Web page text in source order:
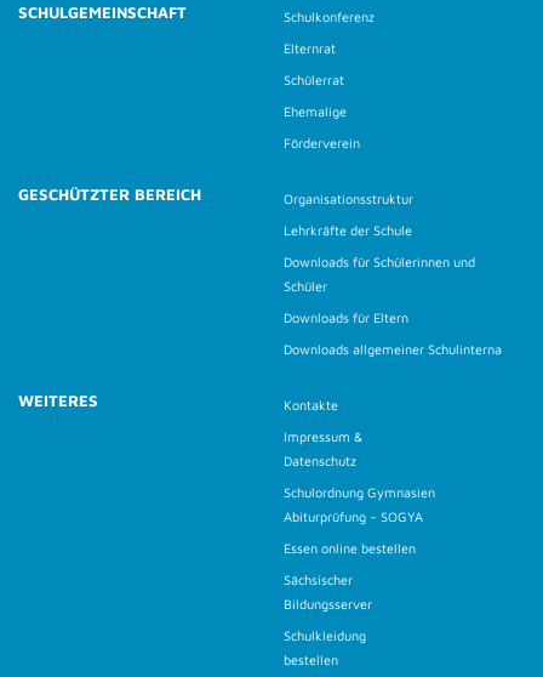
SCHULGEMEINSCHAFT
Schulkonferenz
Elternrat
Schülerrat
Ehemalige
Förderverein
GESCHÜTZTER BEREICH
Organisationsstruktur
Lehrkräfte der Schule
Downloads für Schülerinnen und
Schüler
Downloads für Eltern
Downloads allgemeiner Schulinterna
WEITERES
Kontakte
Impressum &
Datenschutz
Schulordnung Gymnasien
Abiturprüfung – SOGYA
Essen online bestellen
Sächsischer
Bildungsserver
Schulkleidung
bestellen